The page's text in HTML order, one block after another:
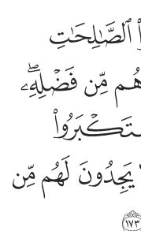
ويزيدهم من فضله
أُجُورَهُمْ
ﲗ
ﲛﲜﲝ
ﲦ ﲧﲨ